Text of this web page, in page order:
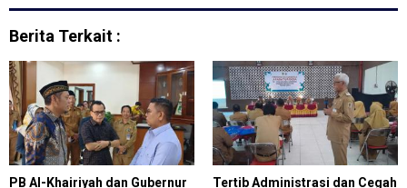
Berita Terkait :
PB Al-Khairiyah dan Gubernur Tertib Administrasi dan Cegah